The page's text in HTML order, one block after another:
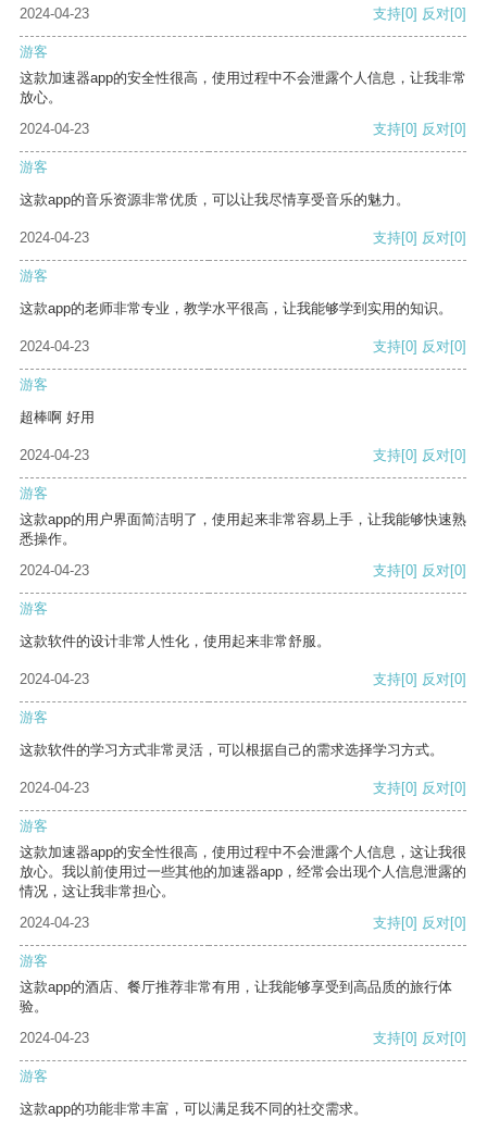
2024-04-23 支持[0] 反对[0]
游客
这款加速器app的安全性很高，使用过程中不会泄露个人信息，让我非常
放心。
2024-04-23
支持[0] 反对[0]
游客
这款app的音乐资源非常优质，可以让我尽情享受音乐的魅力。
2024-04-23 支持[0] 反对[0]
游客
这款app的老师非常专业，教学水平很高，让我能够学到实用的知识。
2024-04-23 支持[0] 反对[0]
游客
超棒啊 好用
2024-04-23 支持[0] 反对[0]
游客
这款app的用户界面简洁明了，使用起来非常容易上手，让我能够快速熟
悉操作。
2024-04-23
支持[0] 反对[0]
游客
这款软件的设计非常人性化，使用起来非常舒服。
2024-04-23 支持[0] 反对[0]
游客
这款软件的学习方式非常灵活，可以根据自己的需求选择学习方式。
2024-04-23 支持[0] 反对[0]
游客
这款加速器app的安全性很高，使用过程中不会泄露个人信息，这让我很
放心。我以前使用过一些其他的加速器app，经常会出现个人信息泄露的
情况，这让我非常担心。
2024-04-23
支持[0] 反对[0]
游客
这款app的酒店、餐厅推荐非常有用，让我能够享受到高品质的旅行体
验。
2024-04-23
支持[0] 反对[0]
游客
这款app的功能非常丰富，可以满足我不同的社交需求。